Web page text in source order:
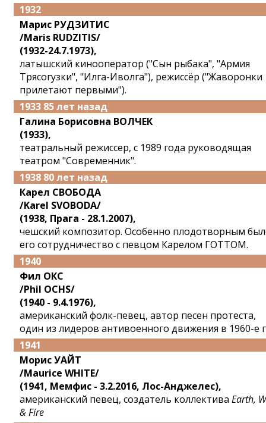
1932
Марис РУДЗИТИС
/Maris RUDZITIS/
(1932-24.7.1973),
латышский кинооператор ("Сын рыбака", "Армия
Трясогузки", "Илга-Иволга"), режиссёр ("Жаворонки
прилетают первыми").
1933 85 лет назад
Галина Борисовна ВОЛЧЕК
(1933),
театральный режиссер, с 1989 года руководящая
театром "Современник".
1938 80 лет назад
Карел СВОБОДА
/Karel SVOBODA/
(1938, Прага - 28.1.2007),
чешский композитор. Особенно плодотворным
его сотрудничество с певцом Карелом ГОТТОМ.
1940
Фил ОКС
/Phil OCHS/
(1940 - 9.4.1976),
американский фолк-певец, автор песен протеста,
один из лидеров антивоенного движения в 1960-е
1941
Морис УАЙТ
/Maurice WHITE/
(1941, Мемфис - 3.2.2016, Лос-Анджелес),
американский певец, создатель коллектива Earth,
& Fire